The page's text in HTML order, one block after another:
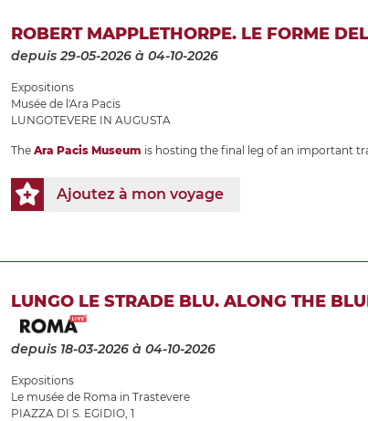
ROBERT MAPPLETHORPE. LE FORME
depuis 29-05-2026 à 04-10-2026
Expositions
Musée de l'Ara Pacis
LUNGOTEVERE IN AUGUSTA
The Ara Pacis Museum is hosting the final leg of an important
Ajoutez à mon voyage
LUNGO LE STRADE BLU. ALONG THE
depuis 18-03-2026 à 04-10-2026
Expositions
Le musée de Roma in Trastevere
PIAZZA DI S. EGIDIO, 1